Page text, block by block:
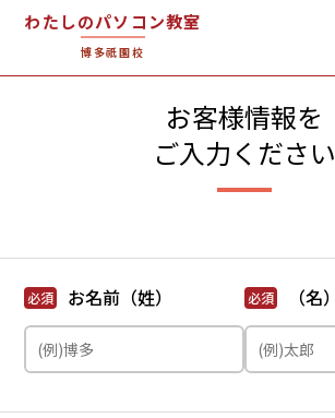
わたしのパソコン教室
博多祇園校
お客様情報を
ご入力ください
お名前（姓）
必須 （名）
必須